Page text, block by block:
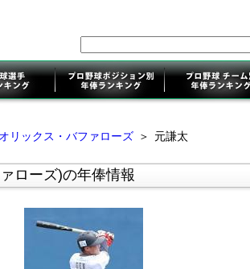
オリックス・バファローズ ＞ 元謙太
ローズ)の年俸情報